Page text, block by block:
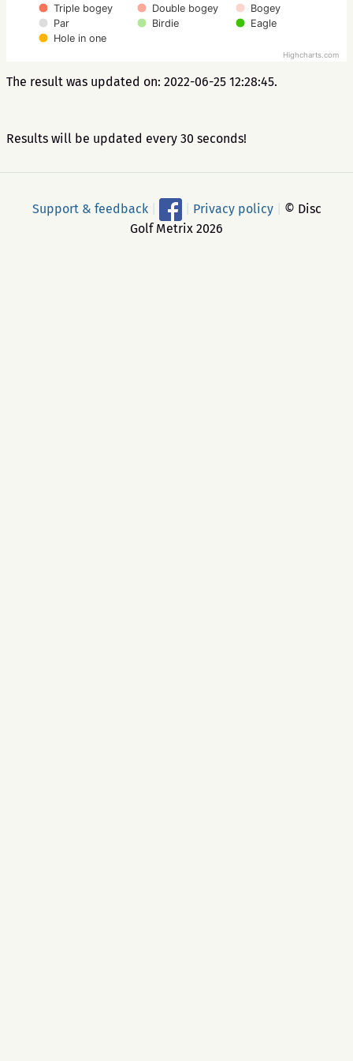
Triple bogey Double bogey
Bogey
Par
Birdie
Eagle
Hole in one
Highcharts.com
The result was updated on: 2022-06-25 12:28:45.
Results will be updated every 30 seconds!
Support & feedback Privacy policy
© Disc
Golf Metrix 2026